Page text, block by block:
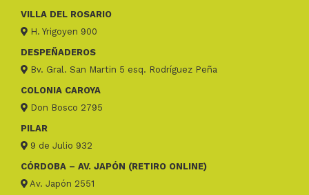
VILLA DEL ROSARIO
H. Yrigoyen 900
DESPEÑADEROS
Bv. Gral. San Martin 5 esq. Rodríguez Peña
COLONIA CAROYA
Don Bosco 2795
PILAR
9 de Julio 932
CÓRDOBA – AV. JAPÓN (RETIRO ONLINE)
Av. Japón 2551